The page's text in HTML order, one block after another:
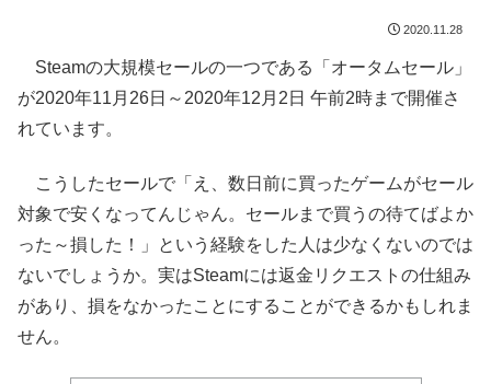
2020.11.28
Steamの大規模セールの一つである「オータムセール」
が2020年11月26日～2020年12月2日 午前2時まで開催さ
れています。
こうしたセールで「え、数日前に買ったゲームがセール
対象で安くなってんじゃん。セールまで買うの待てばよか
った～損した！」という経験をした人は少なくないのでは
ないでしょうか。実はSteamには返金リクエストの仕組み
があり、損をなかったことにすることができるかもしれま
せん。